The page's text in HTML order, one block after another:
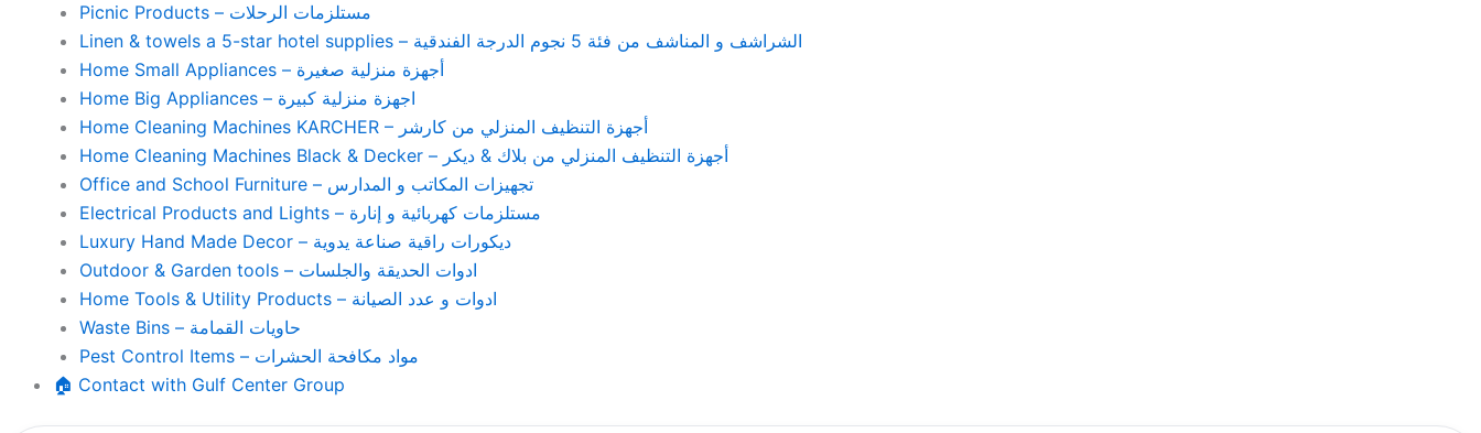
Picnic Products – مستلزمات الرحلات
Linen & towels a 5-star hotel supplies – الشراشف و المناشف من فئة 5 نجوم الدرجة الفندقية
Home Small Appliances – أجهزة منزلية صغيرة
Home Big Appliances – اجهزة منزلية كبيرة
Home Cleaning Machines KARCHER – أجهزة التنظيف المنزلي من كارشر
Home Cleaning Machines Black & Decker – أجهزة التنظيف المنزلي من بلاك & ديكر
Office and School Furniture – تجهيزات المكاتب و المدارس
Electrical Products and Lights – مستلزمات كهربائية و إنارة
Luxury Hand Made Decor – ديكورات راقية صناعة يدوية
Outdoor & Garden tools – ادوات الحديقة والجلسات
Home Tools & Utility Products – ادوات و عدد الصيانة
Waste Bins – حاويات القمامة
Pest Control Items – مواد مكافحة الحشرات
🏠 Contact with Gulf Center Group